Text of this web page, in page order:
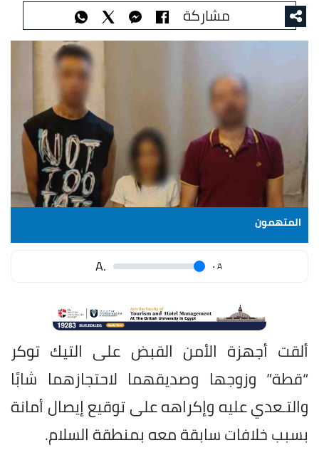
مشاركة
المتهمون
A
.
.A
ألقت أجهزة الأمن القبض على التيك توكر
“قطة” وزوجها وصديقهما لاحتجازهما شابًا
والتـعدي عليه وإكراهه على توقيع إيصال أمانة
بسبب خلافات سابقة معه بمنطقة السلام.